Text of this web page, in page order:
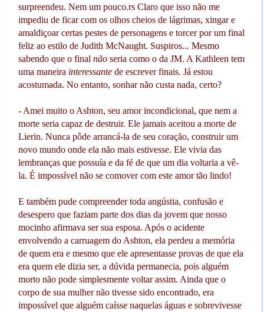
surpreendeu. Nem um pouco.rs Claro que isso não me
impediu de ficar com os olhos cheios de lágrimas, xingar e
amaldiçoar certas pestes de personagens e torcer por um final
feliz ao estilo de Judith McNaught. Suspiros... Mesmo
sabendo que o final nãoseria como o da JM. A Kathleen tem
uma maneira interessantede escrever finais. Já estou
acostumada. No entanto, sonhar não custa nada, certo?
- Amei muito o Ashton, seu amor incondicional, que nem a
morte seria capaz de destruir. Ele jamais aceitou a morte de
Lierin. Nunca pôde arrancá-la de seu coração, construir um
novo mundo onde ela não mais estivesse. Ele vivia das
lembranças que possuía e da fé de que um dia voltaria a vê-
la. É impossível não se comover com este amor tão lindo!
E também pude compreender toda angústia, confusão e
desespero que faziam parte dos dias da jovem que nosso
mocinho afirmava ser sua esposa. Após o acidente
envolvendo a carruagem do Ashton, ela perdeu a memória
de quem era e mesmo que ele apresentasse provas de que ela
era quem ele dizia ser, a dúvida permanecia, pois alguém
morto não pode simplesmente voltar assim. Ainda que o
corpo de sua mulher não tivesse sido encontrado, era
impossível que alguém caísse naquelas águas e sobrevivesse